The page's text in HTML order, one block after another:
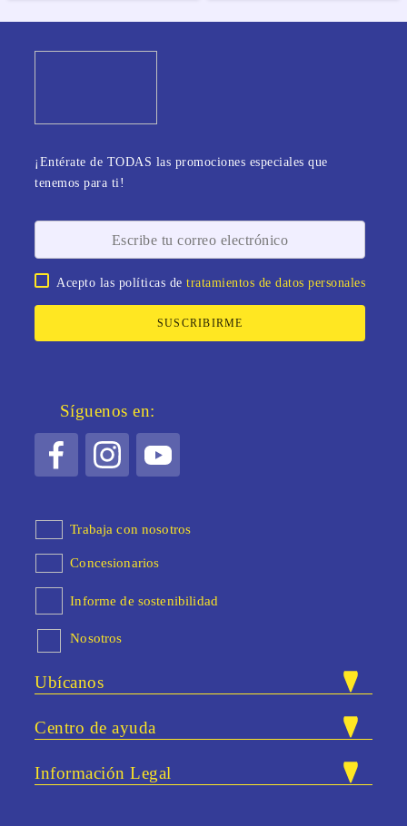
¡Entérate de TODAS las promociones especiales que
tenemos para ti!
Acepto las políticas detratamientos de datos personales
SUSCRIBIRME
Síguenos en:
Trabaja con nosotros
Concesionarios
Informe de sostenibilidad
Nosotros
Ubícanos
Carrera 47 # 83A - 40. Bloque 25 /
Correo: atencionalcliente@eurosupermercados.com
Centro de ayuda
Preguntas frecuentes
Información Legal